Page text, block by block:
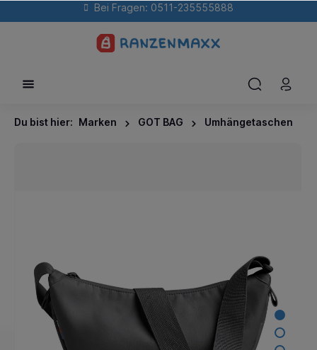
Bei Fragen: 0511-235555888
Du bist hier: Marken GOT BAG Umhängetaschen